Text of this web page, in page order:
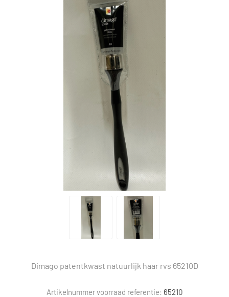
Dimago patentkwast natuurlijk haar rvs 65210D
Artikelnummer voorraad referentie: 65210